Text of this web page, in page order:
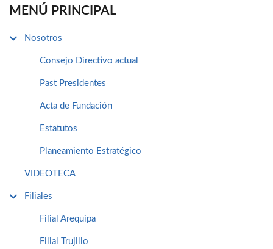
MENÚ PRINCIPAL
Nosotros
Consejo Directivo actual
Past Presidentes
Acta de Fundación
Estatutos
Planeamiento Estratégico
VIDEOTECA
Filiales
Filial Arequipa
Filial Trujillo